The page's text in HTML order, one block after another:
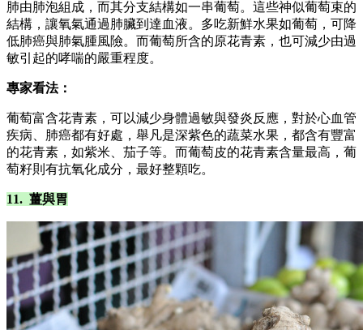
肺由肺泡組成，而其分支結構如一串葡萄。這些神似葡萄束的
結構，讓氧氣通過肺臟到達血液。多吃新鮮水果如葡萄，可降
低肺癌與肺氣腫風險。而葡萄所含的原花青素，也可減少由過
敏引起的哮喘的嚴重程度。
專家看法：
葡萄富含花青素，可以減少身體過敏與發炎反應，對於心血管
疾病、肺癌都有好處，舉凡是深紫色的蔬菜水果，都含有豐富
的花青素，如紫米、茄子等。而葡萄皮的花青素含量最高，葡
萄籽則有抗氧化成分，最好整顆吃。
11. 薑與胃